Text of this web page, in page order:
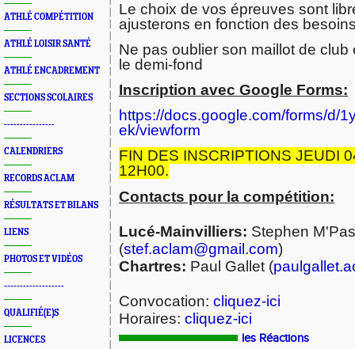
ATHLÉ COMPÉTITION
ATHLÉ LOISIR SANTÉ
ATHLÉ ENCADREMENT
SECTIONS SCOLAIRES
----------------
CALENDRIERS
RECORDS ACLAM
RÉSULTATS ET BILANS
LIENS
PHOTOS ET VIDÉOS
-------------------
QUALIFIÉ(E)S
LICENCES
Le choix de vos épreuves sont
ajusterons en fonction des
Ne pas oublier son maillot de club
le demi-fond
Inscription avec Google Forms:
https://docs.google.com/forms/d/
ek/viewform
FIN DES INSCRIPTIONS JEUDI
12H00.
Contacts pour la compétition:
Lucé-Mainvilliers: Stephen
(stef.aclam@gmail.com)
Chartres: Paul Gallet (
Convocation: cliquez-ici
Horaires: cliquez-ici
les Réactions